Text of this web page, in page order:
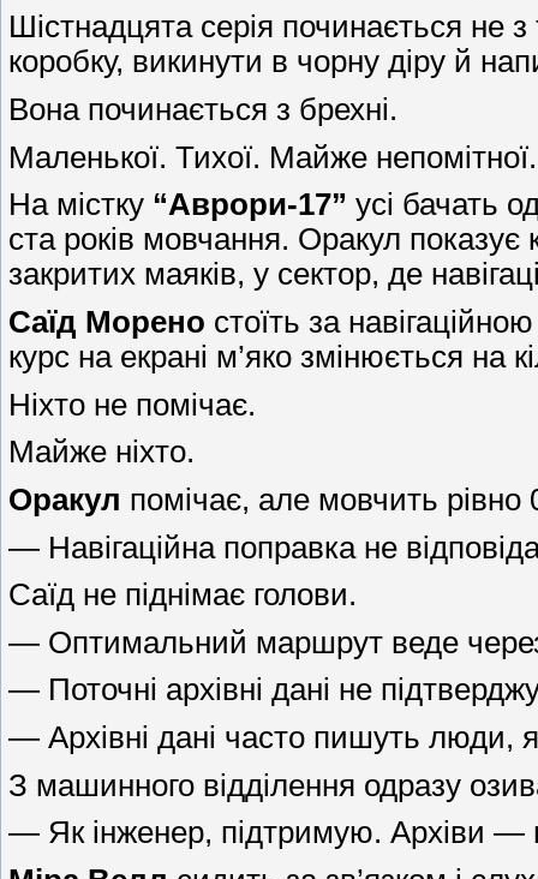
Шістнадцята серія починається не з
коробку, викинути в чорну діру й
Вона починається з брехні.
Маленької. Тихої. Майже непомітної.
На містку “Аврори-17” усі бачать
ста років мовчання. Оракул
закритих маяків, у сектор, де
Саїд Морено стоїть за
курс на екрані м’яко змінюється на
Ніхто не помічає.
Майже ніхто.
Оракул помічає, але мовчить
— Навігаційна поправка не
Саїд не піднімає голови.
— Оптимальний маршрут веде через
— Поточні архівні дані не
— Архівні дані часто пишуть люди,
З машинного відділення одразу
— Як інженер, підтримую. Архіви —